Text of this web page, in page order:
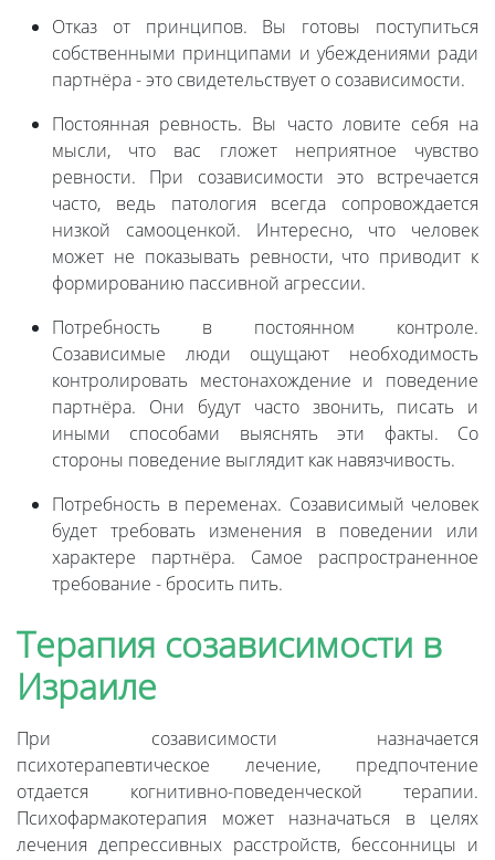
Отказ от принципов. Вы готовы поступиться
собственными принципами и убеждениями ради
партнёра - это свидетельствует о созависимости.
Постоянная ревность. Вы часто ловите себя на
мысли, что вас гложет неприятное чувство
ревности. При созависимости это встречается
часто, ведь патология всегда сопровождается
низкой самооценкой. Интересно, что человек
может не показывать ревности, что приводит к
формированию пассивной агрессии.
Потребность в постоянном контроле.
Созависимые люди ощущают необходимость
контролировать местонахождение и поведение
партнёра. Они будут часто звонить, писать и
иными способами выяснять эти факты. Со
стороны поведение выглядит как навязчивость.
Потребность в переменах. Созависимый человек
будет требовать изменения в поведении или
характере партнёра. Самое распространенное
требование - бросить пить.
Терапия созависимости в
Израиле
При созависимости назначается
психотерапевтическое лечение, предпочтение
отдается когнитивно-поведенческой терапии.
Психофармакотерапия может назначаться в целях
лечения депрессивных расстройств, бессонницы и